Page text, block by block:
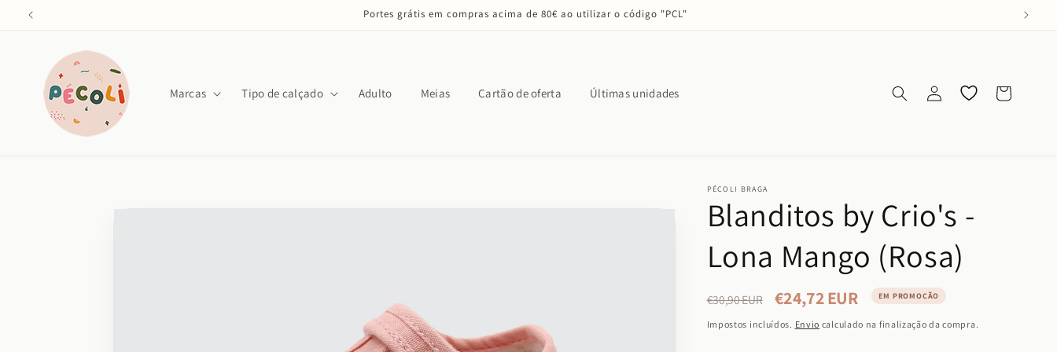
para o
Portes grátis em compras acima de 80€ ao utilizar o código "PCL"
Marcas Tipo de calçado Adulto Meias Cartão de oferta Últimas unidades
sessão
Os meus
favoritos
Carrinho
PÉCOLI BRAGA
Blanditos by Crio's -
Lona Mango (Rosa)
Preço
normal
€30,90 EUR
Preço
de
€24,72 EUR EM PROMOÇÃO
Impostos incluídos. Envio calculado na finalização da compra.